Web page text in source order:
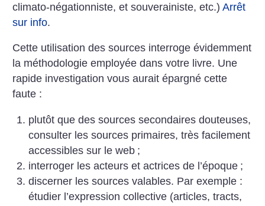
climato-négationniste, et souverainiste, etc.)Arrêt
sur info.
Cette utilisation des sources interroge évidemment
la méthodologie employée dans votre livre. Une
rapide investigation vous aurait épargné cette
faute :
plutôt que des sources secondaires douteuses,
consulter les sources primaires, très facilement
accessibles sur le web ;
interroger les acteurs et actrices de l’époque ;
discerner les sources valables. Par exemple :
étudier l’expression collective (articles, tracts,